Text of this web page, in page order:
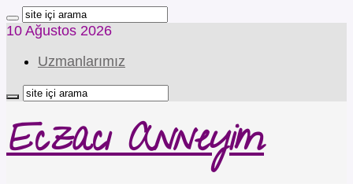
10 Ağustos 2026
Uzmanlarımız
Eczacı Anneyim